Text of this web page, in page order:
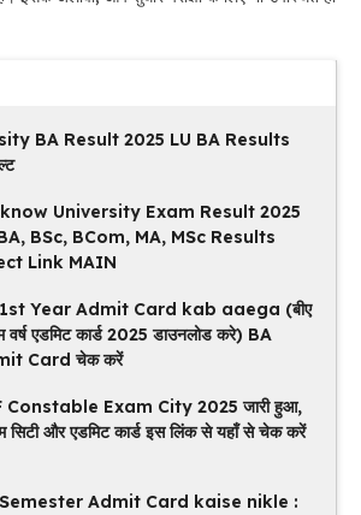
BA Result 2025 LU BA Results
University Exam Result 2025
BSc, BCom, MA, MSc Results
Link MAIN
Year Admit Card kab aaega (बीए
वर्ष एडमिट कार्ड 2025 डाउनलोड करे) BA
Card चेक करें
Constable Exam City 2025 जारी हुआ,
सिटी और एडमिट कार्ड इस लिंक से यहाँ से चेक करें
Admit Card kaise nikle :